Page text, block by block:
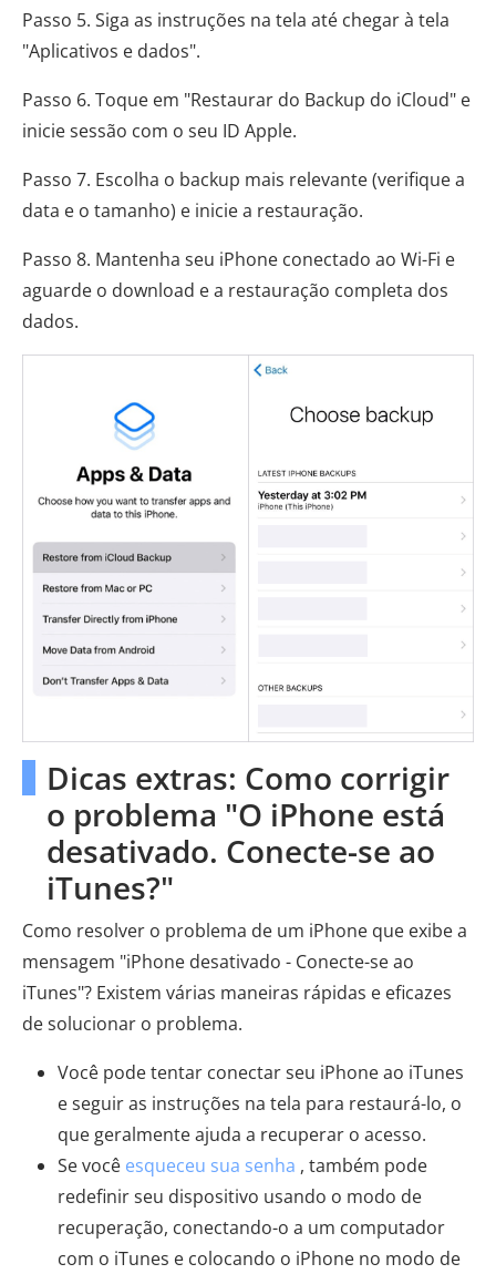
Passo 5. Siga as instruções na tela até chegar à tela
"Aplicativos e dados".
Passo 6. Toque em "Restaurar do Backup do iCloud" e
inicie sessão com o seu ID Apple.
Passo 7. Escolha o backup mais relevante (verifique a
data e o tamanho) e inicie a restauração.
Passo 8. Mantenha seu iPhone conectado ao Wi-Fi e
aguarde o download e a restauração completa dos
dados.
Dicas extras: Como corrigir
o problema "O iPhone está
desativado. Conecte-se ao
iTunes?"
Como resolver o problema de um iPhone que exibe a
mensagem "iPhone desativado - Conecte-se ao
iTunes"? Existem várias maneiras rápidas e eficazes
de solucionar o problema.
Você pode tentar conectar seu iPhone ao iTunes
e seguir as instruções na tela para restaurá-lo, o
que geralmente ajuda a recuperar o acesso.
Se você esqueceu sua senha , também pode
redefinir seu dispositivo usando o modo de
recuperação, conectando-o a um computador
com o iTunes e colocando o iPhone no modo de